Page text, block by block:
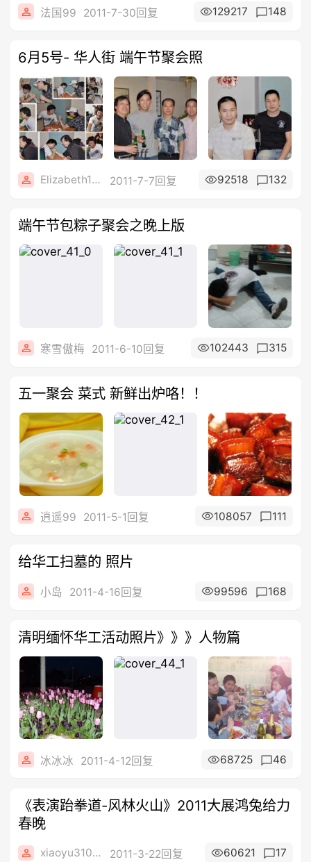
法国99 2011-7-30回复 129217 148
6月5号- 华人街 端午节聚会照
Elizabeth1608 2011-7-7回复 92518 132
端午节包粽子聚会之晚上版
寒雪傲梅 2011-6-10回复 102443 315
五一聚会 菜式 新鲜出炉咯！！
逍遥99 2011-5-1回复 108057 111
给华工扫墓的 照片
小岛 2011-4-16回复 99596 168
清明缅怀华工活动照片》》》人物篇
冰冰冰 2011-4-12回复 68725 46
《表演跆拳道-风林火山》2011大展鸿兔给力
春晚
xiaoyu31071992 2011-3-22回复 60621 17